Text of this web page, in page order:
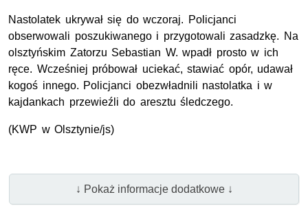
Nastolatek ukrywał się do wczoraj. Policjanci
obserwowali poszukiwanego i przygotowali zasadzkę. Na
olsztyńskim Zatorzu Sebastian W. wpadł prosto w ich
ręce. Wcześniej próbował uciekać, stawiać opór, udawał
kogoś innego. Policjanci obezwładnili nastolatka i w
kajdankach przewieźli do aresztu śledczego.
(KWP w Olsztynie/js)
↓ Pokaż informacje dodatkowe ↓